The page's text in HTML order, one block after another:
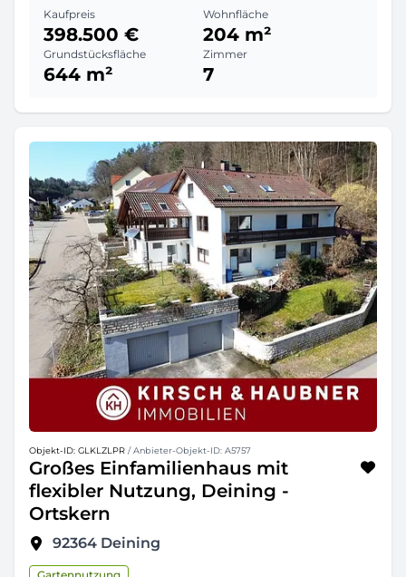
Kaufpreis
398.500 €
Wohnfläche
204 m²
Grundstücksfläche
644 m²
Zimmer
7
Objekt-ID: GLKLZLPR / Anbieter-Objekt-ID: A5757
Großes Einfamilienhaus mit
flexibler Nutzung, Deining -
Ortskern
92364 Deining